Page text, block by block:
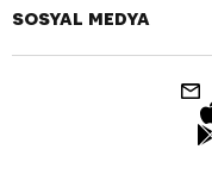
SOSYAL MEDYA